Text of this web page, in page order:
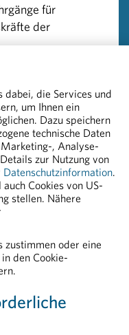
von Arzneimittel
Patientenzahlen
stehen
gegenüber.
teilnehmen,
erläutert
außerdem, dass sie
erhalten – bevor
allen jungen
können.
für
der
Safety
bietet
in die
und
ideal für
PV und
and
die Services und
um Ihnen ein
Dazu speichern
technische Daten
, Analyse-
zur Nutzung von
Datenschutzinformation.
Cookies von US-
stellen. Nähere
zustimmen oder eine
den Cookie-